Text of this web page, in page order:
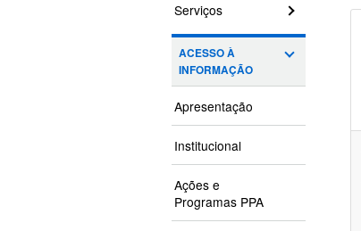
Serviços
ACESSO À
INFORMAÇÃO
Apresentação
Institucional
Ações e
Programas PPA